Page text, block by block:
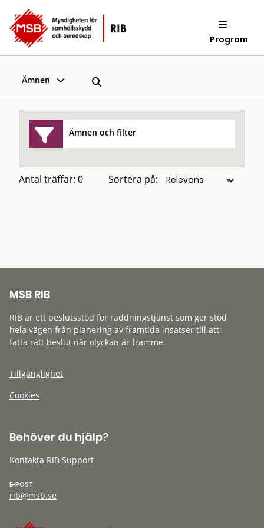
Program
Ämnen
Ämnen och filter
Antal träffar: 0 Sortera på:
MSB RIB
RIB är ett beslutsstöd för räddningstjänst som ger stöd
hela vägen från planering av framtida insatser till att
fatta rätt beslut när olyckan är framme.
Tillgänglighet
Cookies
Behöver du hjälp?
Kontakta RIB Support
E-POST
rib@msb.se